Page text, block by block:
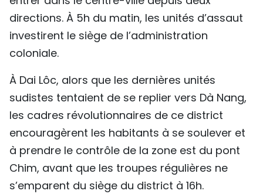
directions. À 5h du matin, les unités d’assaut
investirent le siège de l’administration
coloniale.
À Dai Lôc, alors que les dernières unités
sudistes tentaient de se replier vers Dà Nang,
les cadres révolutionnaires de ce district
encouragèrent les habitants à se soulever et
à prendre le contrôle de la zone est du pont
Chim, avant que les troupes régulières ne
s’emparent du siège du district à 16h.